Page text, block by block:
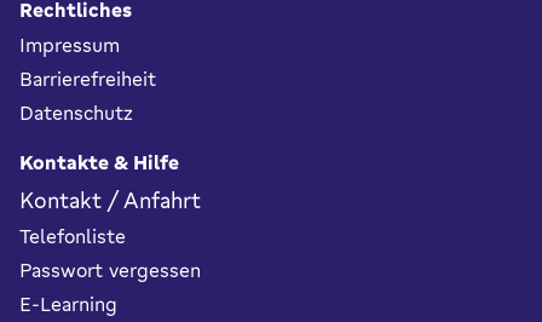
Rechtliches
Impressum
Barrierefreiheit
Datenschutz
Kontakte & Hilfe
Kontakt / Anfahrt
Telefonliste
Passwort vergessen
E-Learning